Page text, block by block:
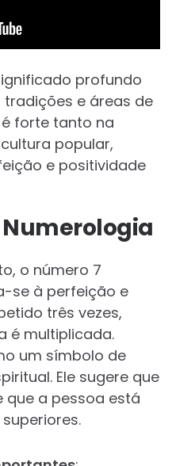
profundo
e áreas de
forte tanto na
popular,
e positividade
o número 7
se à perfeição e
três vezes,
é multiplicada.
um símbolo de
Ele sugere que
que a pessoa está